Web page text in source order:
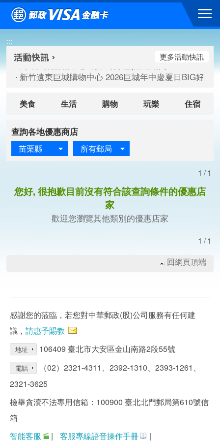
跳到主要內容區塊
:::
高雄大樂購物中心 刷卡郵好禮(活動期間：115/08/07-
臺北三創生活 有點東西第2波 刷卡郵好禮(活動期間：
高雄大樂購物中心 刷卡郵好禮(活動期間：115/08/07-
新竹遠東巨城購物中心 2026巨城年中慶夏日BIG好刷(
更多活動快訊
美食 生活 購物 玩樂 住宿
查詢各地優惠商店
苗栗縣 所有郵局
1/1
您好, 很抱歉目前沒有符合該查詢條件的優惠店
家
歡迎您瀏覽其他類別的優惠店家
1/1
回網頁頂端
感謝您的蒞臨，若您對中華郵政(股)公司服務有任何建
議， 請惠予賜教
地址 106409 臺北市大安區金山南路2段55號
電話
（02）2321-4311、2392-1310、2393-1261、
2321-3625
檢舉貪瀆不法專用信箱：100900 臺北北門郵局第610號信
箱
智能客服
| 客服專線語音操作手冊 |